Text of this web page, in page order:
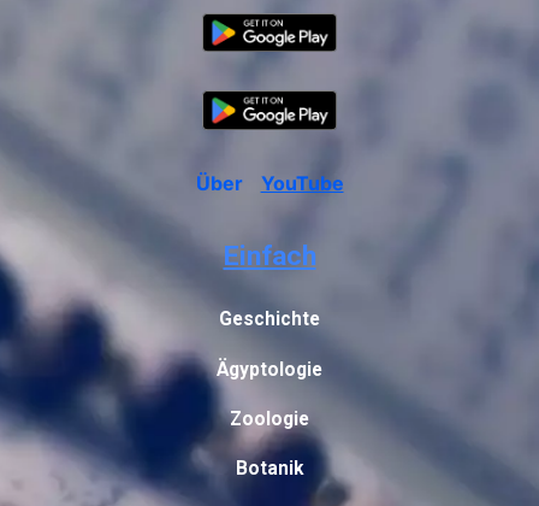
Über YouTube
Einfach
Geschichte
Ägyptologie
Zoologie
Botanik